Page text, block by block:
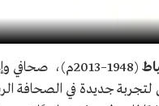
فوزي خياط.
(1948–2013م)،
جديدة في الصحافة